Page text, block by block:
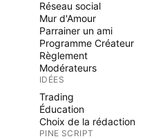
Réseau social
Mur d'Amour
Parrainer un ami
Programme Créateur
Règlement
Modérateurs
IDÉES
Trading
Éducation
Choix de la rédaction
PINE SCRIPT